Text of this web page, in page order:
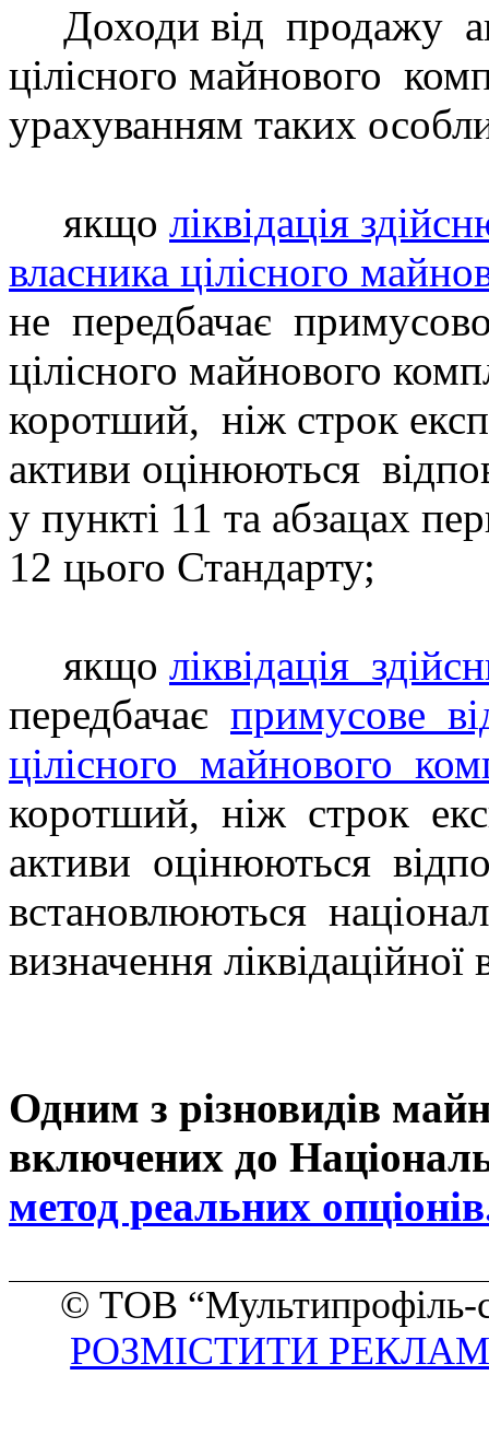
Доходи від продажу
цілісного майнового
урахуванням таких
якщо ліквідація
власника цілісного
не передбачає
цілісного майнового
коротший, ніж строк
активи оцінюються
у пункті 11 та абзацах
12 цього Стандарту;
якщо ліквідація
передбачає примусове
цілісного майнового
коротший, ніж строк
активи оцінюються
встановлюються
визначення ліквідаційної
Одним з різновидів
включених до
метод реальних
©ТОВ “Мультипрофіль-
РОЗМІСТИТИ